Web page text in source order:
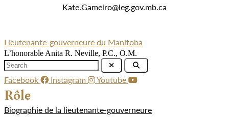
Kate.Gameiro@leg.gov.mb.ca
Lieutenante-gouverneure du Manitoba
L’honorable Anita R. Neville, P.C., O.M.
Facebook Instagram Youtube
Rôle
Biographie de la lieutenante-gouverneure